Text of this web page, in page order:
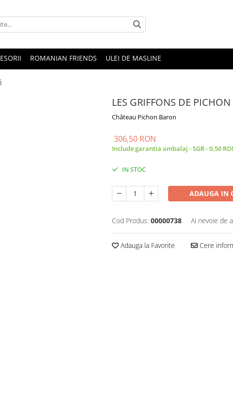
ROMANIAN FRIENDS ULEI DE MASLINE
LES GRIFFONS DE
Château Pichon Baron
306,50 RON
Include garantia ambalaj - SGR - 0,50
IN STOC
ADAUGA IN
Cod Produs: 00000738 Ai nevoie de
Adauga la Favorite Cere